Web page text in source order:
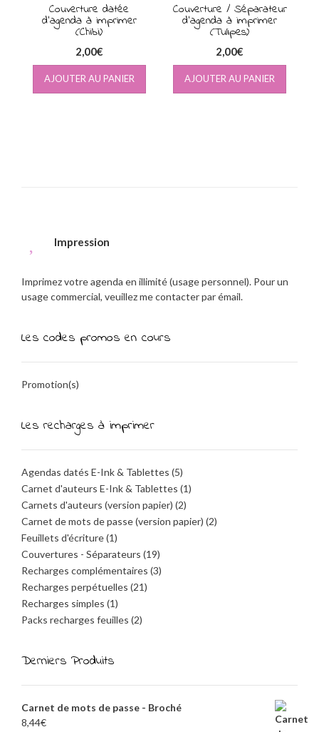
ancien
Couverture datée
d’agenda à imprimer
(Chibi)
2,00€
AJOUTER AU PANIER
Couverture / Séparateur
d’agenda à imprimer
(Tulipes)
2,00€
AJOUTER AU PANIER
Impression
Imprimez votre agenda en illimité (usage personnel). Pour un
usage commercial, veuillez me contacter par émail.
Les codes promos en cours
Promotion(s)
Les recharges à imprimer
Agendas datés E-Ink & Tablettes (5)
Carnet d'auteurs E-Ink & Tablettes (1)
Carnets d'auteurs (version papier) (2)
Carnet de mots de passe (version papier) (2)
Feuillets d'écriture(1)
Couvertures - Séparateurs (19)
Recharges complémentaires (3)
Recharges perpétuelles (21)
Recharges simples (1)
Packs recharges feuilles (2)
Derniers Produits
Carnet de mots de passe - Broché
8,44€